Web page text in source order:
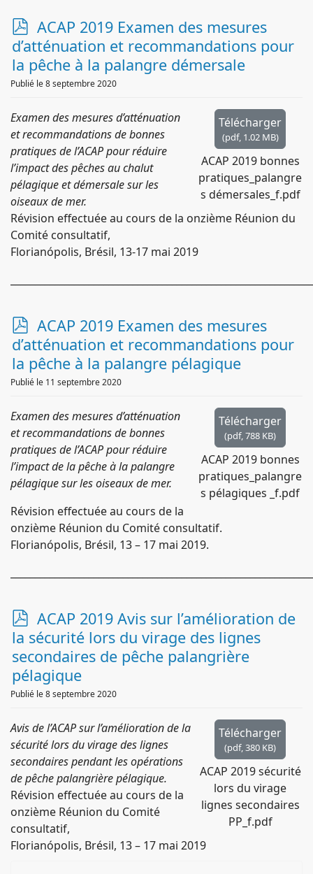
p
d
f
ACAP 2019 Examen des mesures
d’atténuation et recommandations pour
la pêche à la palangre démersale
Publié le 8 septembre 2020
Télécharger
(pdf, 1.02 MB)
ACAP 2019 bonnes
pratiques_palangre
s démersales_f.pdf
Examen des mesures d’atténuation
et recommandations de bonnes
pratiques de l’ACAP pour réduire
l’impact des pêches au chalut
pélagique et démersale sur les
oiseaux de mer.
Révision effectuée au cours de la onzième Réunion du
Comité consultatif,
Florianópolis, Brésil, 13-17 mai 2019
p
d
f
ACAP 2019 Examen des mesures
d’atténuation et recommandations pour
la pêche à la palangre pélagique
Publié le 11 septembre 2020
Télécharger
(pdf,788 KB)
ACAP 2019 bonnes
pratiques_palangre
s pélagiques _f.pdf
Examen des mesures d’atténuation
et recommandations de bonnes
pratiques de l’ACAP pour réduire
l’impact de la pêche à la palangre
pélagique sur les oiseaux de mer.
Révision effectuée au cours de la
onzième Réunion du Comité consultatif.
Florianópolis, Brésil, 13 – 17 mai 2019.
p
d
f
ACAP 2019 Avis sur l’amélioration de
la sécurité lors du virage des lignes
secondaires de pêche palangrière
pélagique
Publié le 8 septembre 2020
Télécharger
(pdf,380 KB)
ACAP 2019 sécurité
lors du virage
lignes secondaires
PP_f.pdf
Avis de l’ACAP sur l’amélioration de la
sécurité lors du virage des lignes
secondaires pendant les opérations
de pêche palangrière pélagique.
Révision effectuée au cours de la
onzième Réunion du Comité
consultatif,
Florianópolis, Brésil, 13 – 17 mai 2019